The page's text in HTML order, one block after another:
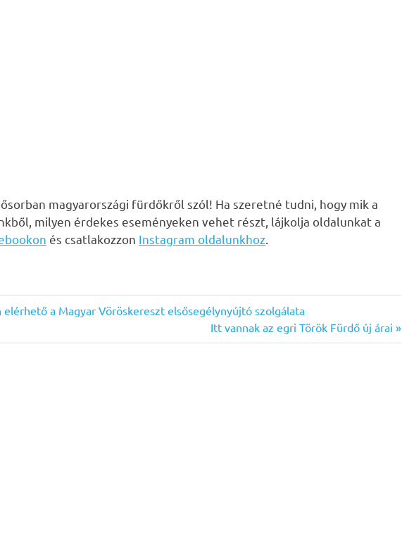
magyarországi fürdőkről szól! Ha szeretné tudni, hogy mik a
milyen érdekes eseményeken vehet részt, lájkolja oldalunkat a
és csatlakozzon Instagram oldalunkhoz
a Magyar Vöröskereszt elsősegélynyújtó szolgálata
Next
Post:
Itt vannak az egri Török Fürdő új árai